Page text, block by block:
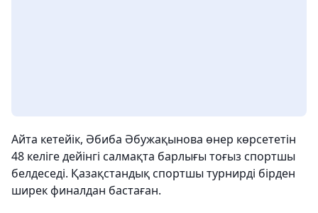
Айта кетейік, Әбиба Әбужақынова өнер көрсететін
48 келіге дейінгі салмақта барлығы тоғыз спортшы
белдеседі. Қазақстандық спортшы турнирді бірден
ширек финалдан бастаған.